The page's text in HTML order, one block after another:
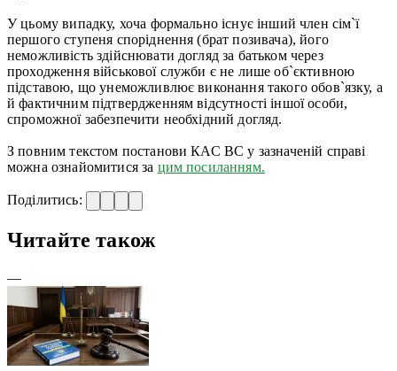
У цьому випадку, хоча формально існує інший член сім`ї
першого ступеня споріднення (брат позивача), його
неможливість здійснювати догляд за батьком через
проходження військової служби є не лише об`єктивною
підставою, що унеможливлює виконання такого обов`язку, а
й фактичним підтвердженням відсутності іншої особи,
спроможної забезпечити необхідний догляд.
З повним текстом постанови КАС ВС у зазначеній справі
можна ознайомитися за цим посиланням.
Поділитись:
Читайте також
—